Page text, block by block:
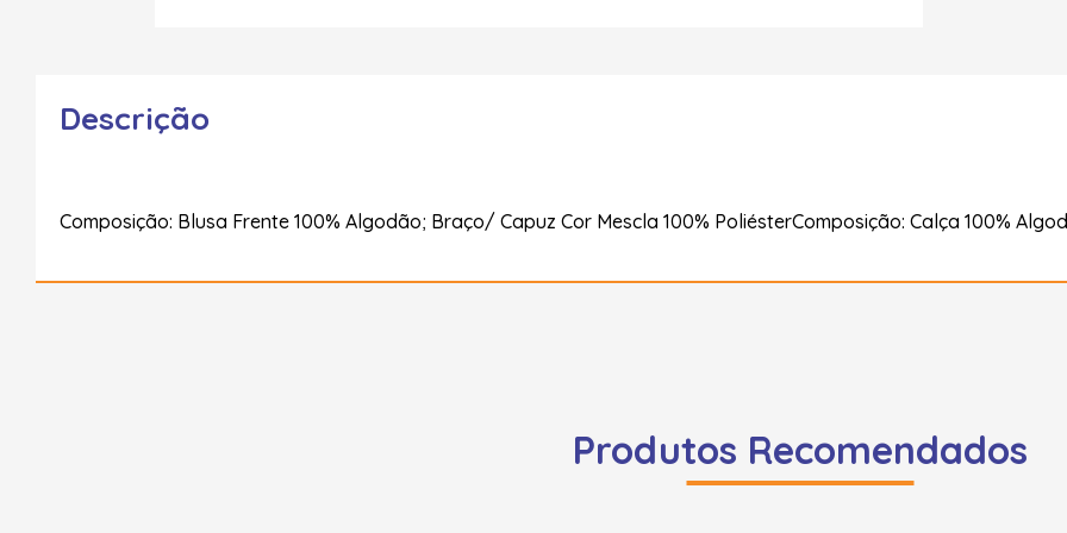
Descrição
Composição: Blusa Frente 100% Algodão; Braço/ Capuz Cor Mescla 100% PoliésterComposição: Calça 100%
Produtos Recomendados